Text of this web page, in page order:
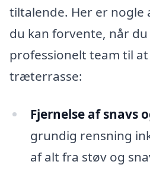
tiltalende. Her er nogle
du kan forvente, når
professionelt team til
træterrasse:
Fjernelse af snavs
grundig rensning
af alt fra støv og